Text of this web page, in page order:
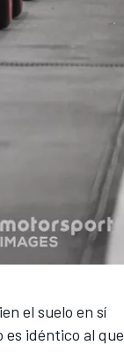
el suelo en sí
es idéntico al que